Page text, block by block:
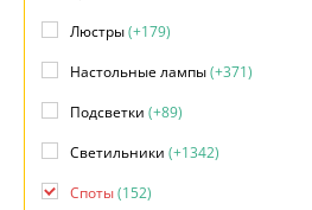
Доставка и оплата
Гарантия
Возврат
Установка
Бренды
Контакты
Люстры(+179)
Настольные лампы(+371)
Подсветки (+89)
Светильники (+1342)
Споты(152)